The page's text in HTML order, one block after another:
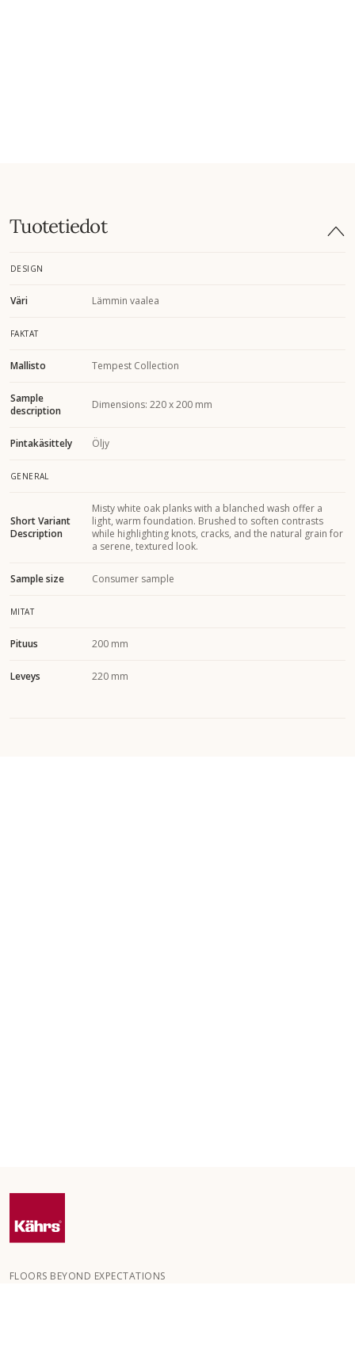
Tuotetiedot
DESIGN
Väri Lämmin vaalea
FAKTAT
Mallisto Tempest Collection
Sample
description
Dimensions: 220 x 200 mm
Pintakäsittely Öljy
GENERAL
Short Variant
Description
Misty white oak planks with a blanched wash offer a
light, warm foundation. Brushed to soften contrasts
while highlighting knots, cracks, and the natural grain for
a serene, textured look.
Sample size Consumer sample
MITAT
Pituus 200 mm
Leveys 220 mm
FLOORS BEYOND EXPECTATIONS